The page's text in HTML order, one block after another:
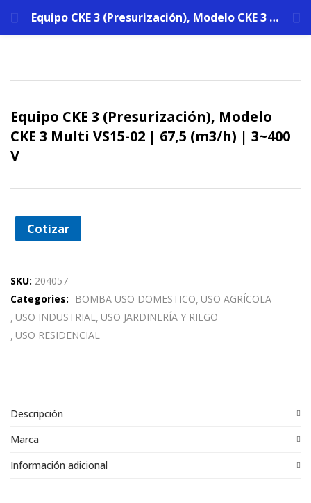
Equipo CKE 3 (Presurización), Modelo CKE 3 Multi VS15-02 | 67,5 (m3/h) | 3~400 V
Equipo CKE 3 (Presurización), Modelo
CKE 3 Multi VS15-02 | 67,5 (m3/h) | 3~400
V
Cotizar
SKU: 204057
Categories:
BOMBA USO DOMESTICO USO AGRÍCOLA
USO INDUSTRIAL USO JARDINERÍA Y RIEGO
USO RESIDENCIAL
Descripción
Marca
Información adicional